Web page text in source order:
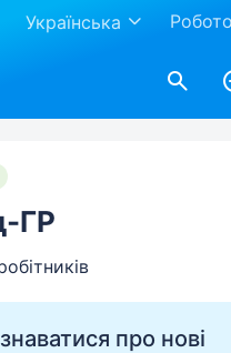
Українська
ГР
про нові